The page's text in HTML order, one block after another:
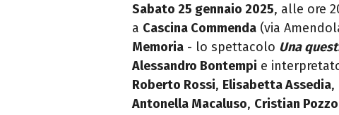
Sabato 25 gennaio 2025, alle ore
a Cascina Commenda (via
Memoria - lo spettacolo Una
Alessandro Bontempi e
Roberto Rossi, Elisabetta Assedia,
Antonella Macaluso, Cristian Pozzo